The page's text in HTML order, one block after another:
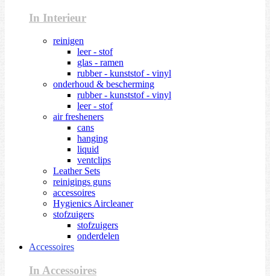
In Interieur
reinigen
leer - stof
glas - ramen
rubber - kunststof - vinyl
onderhoud & bescherming
rubber - kunststof - vinyl
leer - stof
air fresheners
cans
hanging
liquid
ventclips
Leather Sets
reinigings guns
accessoires
Hygienics Aircleaner
stofzuigers
stofzuigers
onderdelen
Accessoires
In Accessoires